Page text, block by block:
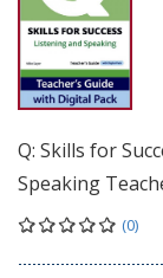
Q: Skills for
Speaking
(0)